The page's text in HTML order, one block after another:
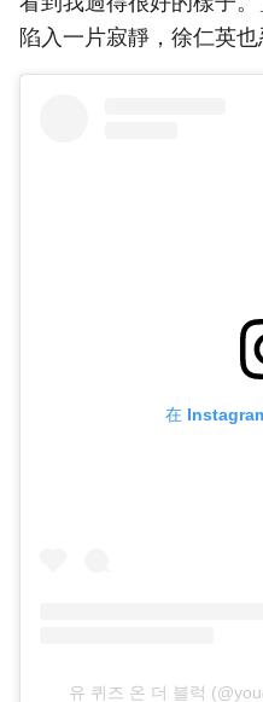
陷入一片寂靜，徐仁英也
在
유 퀴즈 온 더 블럭